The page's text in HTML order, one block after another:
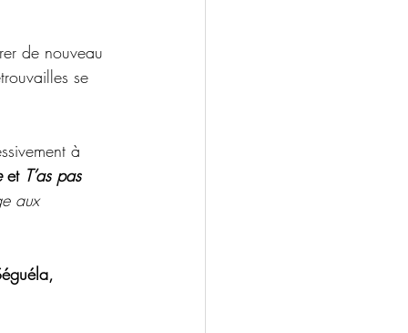
de nouveau
se
à
et T’as pas
aux